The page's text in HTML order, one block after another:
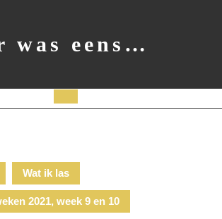
was eens…
Wat ik las
2021, week 9 en 10